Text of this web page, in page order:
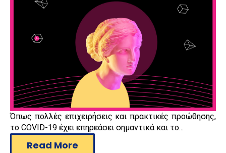
Όπως πολλές επιχειρήσεις και πρακτικές προώθησης,
το COVID-19 έχει επηρεάσει σημαντικά και το...
Read More